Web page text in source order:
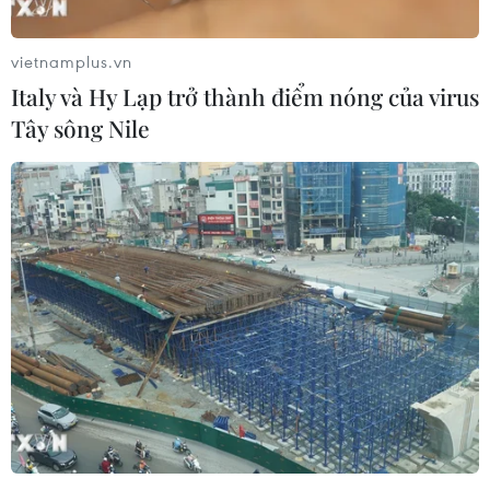
Kẻ Bàng
05/08/2026 12:11
Bão số 3 tiếp tục đổi hướng, di
chuyển nhanh hơn
05/08/2026 11:31
Bão số 3 đổi hướng, di chuyển chậm
với tốc độ khoảng 5 km/h
05/08/2026 08:05
Italy nâng báo động đỏ trên toàn bộ
27 thành phố do nắng nóng kỷ lục
vietnamplus.vn
Italy và Hy Lạp trở thành điểm nóng của virus
Tây sông Nile